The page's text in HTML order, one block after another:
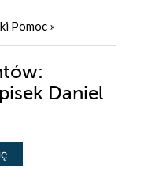
Pomoc »
Daniel